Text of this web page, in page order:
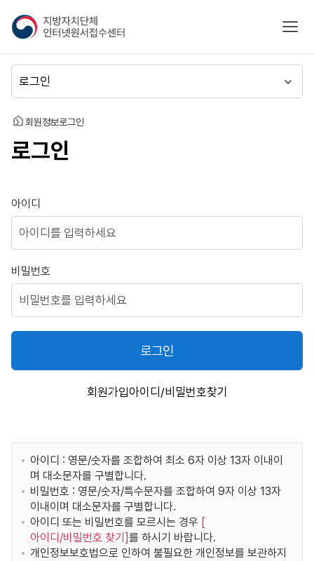
지
방
자
치
단
체
인
넷
접
수
센
모바
뉴
동
홈 회원정보로그인
로그인
로그인
아이디
비밀번호
로그인
회원가입아이디/비밀번호찾기
아이디 : 영문/숫자를 조합하여 최소 6자 이상 13자 이내이
며 대소문자를 구별합니다.
비밀번호 : 영문/숫자/특수문자를 조합하여 9자 이상 13자
이내이며 대소문자를 구별합니다.
아이디 또는 비밀번호를 모르시는 경우 [
아이디/비밀번호 찾기 ]를 하시기 바랍니다.
개인정보보호법으로 인하여 불필요한 개인정보를 보관하지